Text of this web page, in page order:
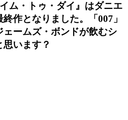
ム・トゥ・ダイ』はダニエ
作となりました。「007」
ェームズ・ボンドが飲むシ
います？